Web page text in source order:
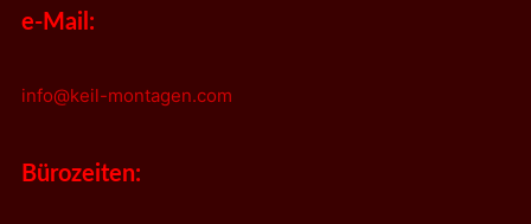
e-Mail:
info@keil-montagen.com
Bürozeiten: